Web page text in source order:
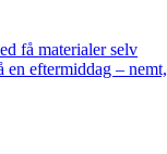
få materialer selv
en eftermiddag –